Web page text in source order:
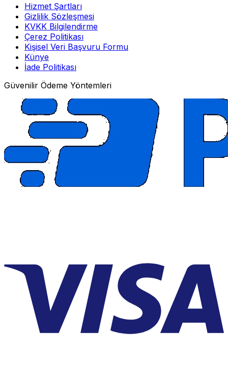
Hizmet Şartları
Gizlilik Sözleşmesi
KVKK Bilgilendirme
Çerez Politikası
Kişisel Veri Başvuru Formu
Künye
İade Politikası
Güvenilir Ödeme Yöntemleri